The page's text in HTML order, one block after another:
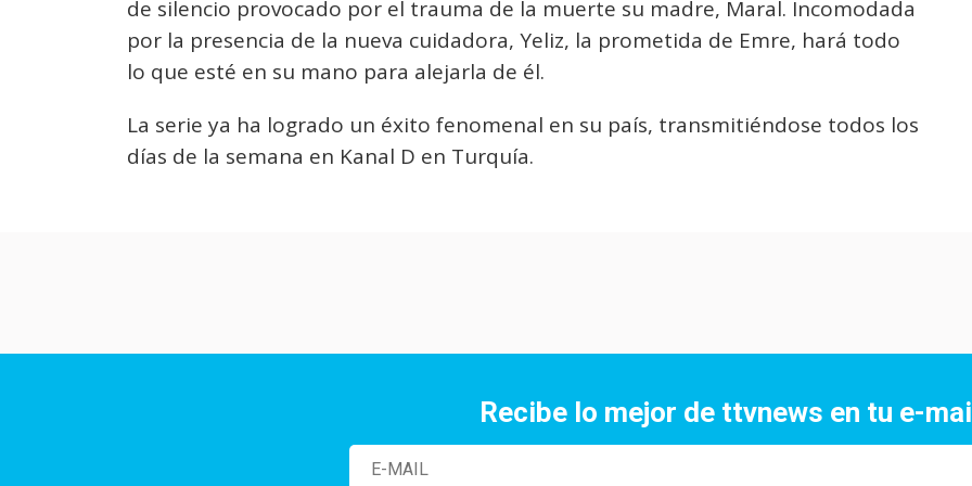
de silencio provocado por el trauma de la muerte su madre, Maral. Incomodada
por la presencia de la nueva cuidadora, Yeliz, la prometida de Emre, hará todo
lo que esté en su mano para alejarla de él.
La serie ya ha logrado un éxito fenomenal en su país, transmitiéndose todos los
días de la semana en Kanal D en Turquía.
Recibe lo mejor de ttvnews en tu e-